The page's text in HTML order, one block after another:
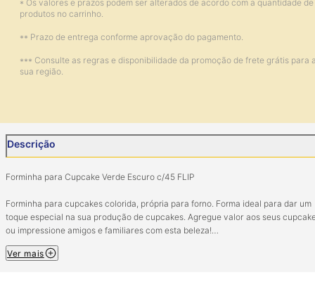
* Os valores e prazos podem ser alterados de acordo com a quantidade de
produtos no carrinho.
** Prazo de entrega conforme aprovação do pagamento.
*** Consulte as regras e disponibilidade da promoção de frete grátis para
sua região.
Descrição
Forminha para Cupcake Verde Escuro c/45 FLIP
Forminha para cupcakes colorida, própria para forno. Forma ideal para dar um
toque especial na sua produção de cupcakes. Agregue valor aos seus
ou impressione amigos e familiares com esta beleza!
Pacote com 45 unidades.
Ver mais